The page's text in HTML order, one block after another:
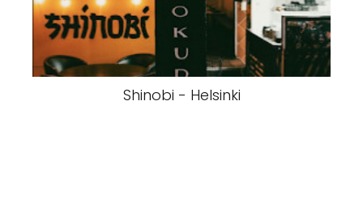
Shinobi - Helsinki